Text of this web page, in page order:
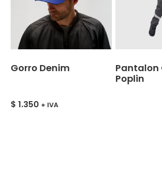
Gorro Denim
$ 1.350 + IVA
Pantalon
Poplin